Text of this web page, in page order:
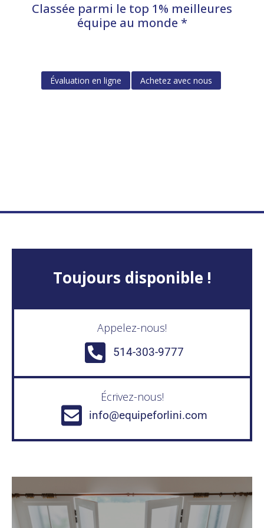
Classée parmi le top 1% meilleures
équipe au monde *
Évaluation en ligne Achetez avec nous
Toujours disponible !
Appelez-nous!
514-303-9777
Écrivez-nous!
info@equipeforlini.com